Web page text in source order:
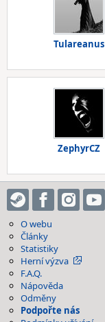
Tulareanus
ZephyrCZ
O webu
Články
Statistiky
Herní výzva
F.A.Q.
Nápověda
Odměny
Podpořte nás